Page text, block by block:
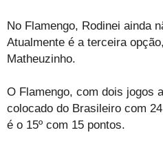
No Flamengo, Rodinei ainda
Atualmente é a terceira
Matheuzinho.
O Flamengo, com dois jogos
colocado do Brasileiro com
é o 15º com 15 pontos.